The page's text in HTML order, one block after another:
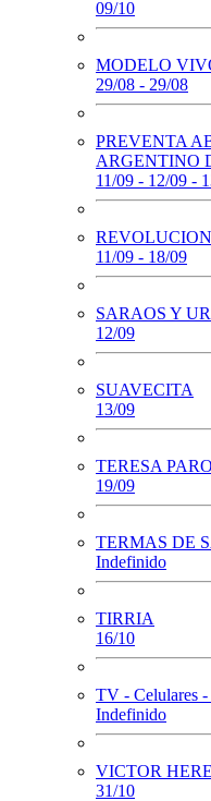
09/10
MODELO
29/08 - 29/08
PREVENTA
ARGENTINO
11/09 - 12/09 -
11/09 - 18/09
SARAOS Y
12/09
SUAVECITA
13/09
TERESA
19/09
TERMAS DE
Indefinido
TIRRIA
16/10
TV - Celulares -
Indefinido
VICTOR
31/10